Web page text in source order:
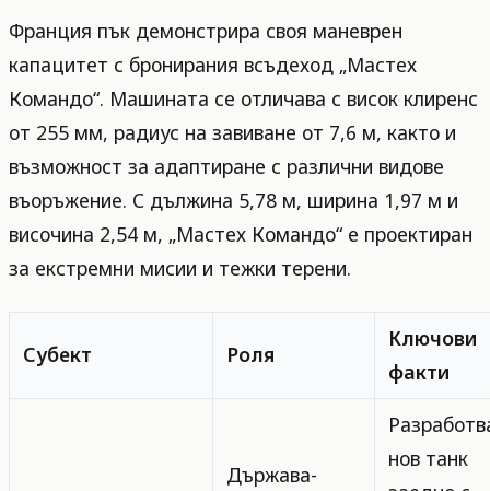
Франция пък демонстрира своя маневрен
капацитет с бронирания всъдеход „Мастех
Командо“. Машината се отличава с висок клиренс
от 255 мм, радиус на завиване от 7,6 м, както и
възможност за адаптиране с различни видове
въоръжение. С дължина 5,78 м, ширина 1,97 м и
височина 2,54 м, „Мастех Командо“ е проектиран
за екстремни мисии и тежки терени.
Субект Роля
Ключови
факти
Държава-
нов танк